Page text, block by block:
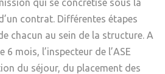
qui se concrétise sous la
contrat. Différentes étapes
chacun au sein de la structure. A
6 mois, l’inspecteur de l’ASE
du séjour, du placement des